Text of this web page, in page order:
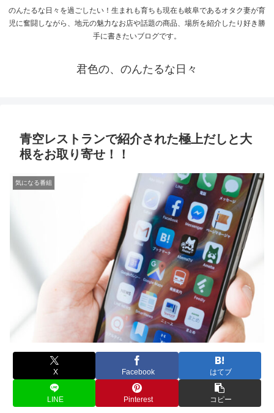
のんたるな日々を過ごしたい！生まれも育ちも現在も岐阜であるオタク妻が育
児に奮闘しながら、地元の魅力なお店や話題の商品、場所を紹介したり好き勝
手に書きたいブログです。
君色の、のんたるな日々
青空レストランで紹介された極上だしと大
根をお取り寄せ！！
気になる番組
X Facebook はてブ
LINE Pinterest コピー